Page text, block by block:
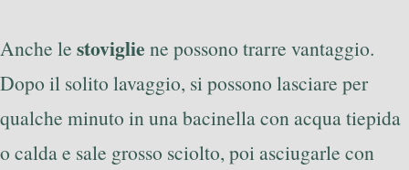
Anche le stoviglie ne possono trarre vantaggio.
Dopo il solito lavaggio, si possono lasciare per
qualche minuto in una bacinella con acqua tiepida
o calda e sale grosso sciolto, poi asciugarle con